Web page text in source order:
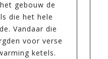
gebouw de
die het hele
Vandaar die
voor verse
ketels.